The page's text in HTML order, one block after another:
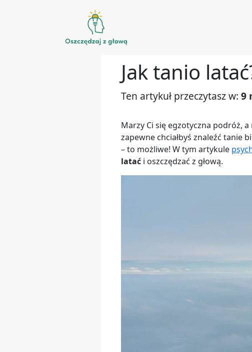
Jak tanio
Ten artykuł przeczytasz w: 9
Marzy Ci się egzotyczna podróż,
zapewne chciałbyś znaleźć tanie
– to możliwe! W tym artykule
lataći oszczędzać z głową.